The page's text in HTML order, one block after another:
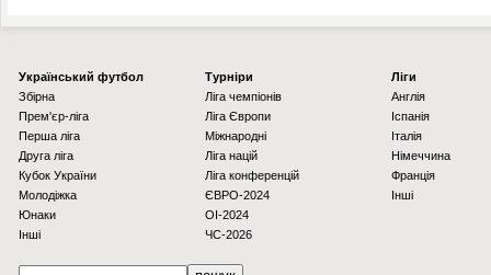
Українcький футбол
Збірна
Прем'єр-ліга
Перша ліга
Друга ліга
Кубок України
Молодіжка
Юнаки
Інші
Турніри
Ліга чемпіонів
Ліга Європи
Міжнародні
Ліга націй
Ліга конференцій
ЄВРО-2024
OI-2024
ЧС-2026
Ліги
Англія
Іспанія
Італія
Німеччина
Франція
Інші